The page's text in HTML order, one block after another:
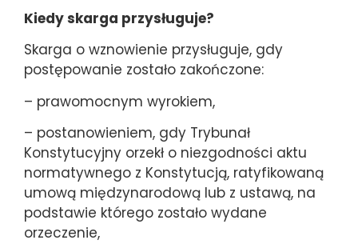
Kiedy skarga przysługuje?
Skarga o wznowienie przysługuje, gdy
postępowanie zostało zakończone:
– prawomocnym wyrokiem,
– postanowieniem, gdy Trybunał
Konstytucyjny orzekł o niezgodności aktu
normatywnego z Konstytucją, ratyfikowaną
umową międzynarodową lub z ustawą, na
podstawie którego zostało wydane
orzeczenie,